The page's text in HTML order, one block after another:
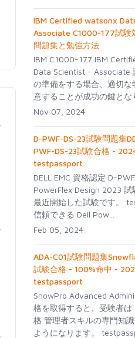
IBM Certified watsonx
Associate C1000-177試験
問題集と勉強方法
IBM C1000-177 IBM
Data Scientist - Associate
の準備をする場合、適切な
意することが成功の鍵とな
Nov 07, 2024
D-PWF-DS-23試験問題集
PWF-DS-23試験合格 -
testpassport
DELL EMC 資格認定 D-
PowerFlex Design 2023 試
最近開始した試験です。
信頼できる Dell Pow...
Feb 05, 2024
ADA-C01試験問題集
試験合格 - 100%命中 -
testpassport
SnowPro Advanced
格を取得すると、受験者は
格 管理者スキルの専門知
ようになります。